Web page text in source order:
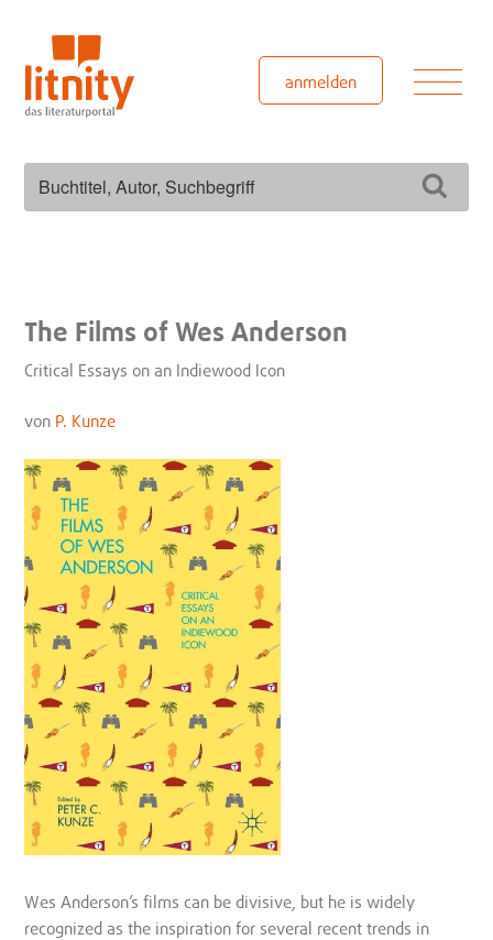
springen
anmelden
The Films of Wes Anderson
Critical Essays on an Indiewood Icon
von P. Kunze
Wes Anderson’s films can be divisive, but he is widely
recognized as the inspiration for several recent trends in